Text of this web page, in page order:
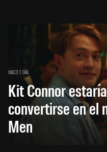
HACE 1 DÍA
Kit Connor
convertirse en el
Men